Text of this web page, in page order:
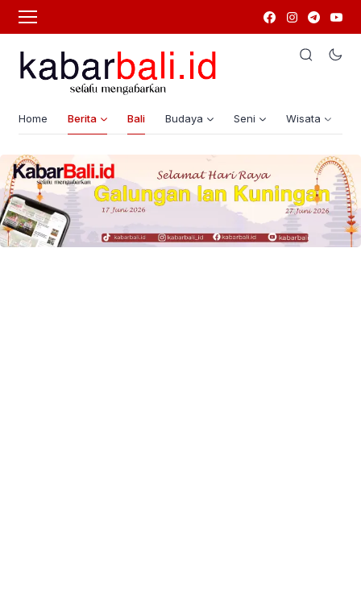
Home Berita Bali Budaya Seni Wisata